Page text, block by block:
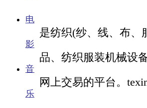
电
影
音
乐
是纺织(纱、线、布、
品、纺织服装机械设
网上交易的平台。